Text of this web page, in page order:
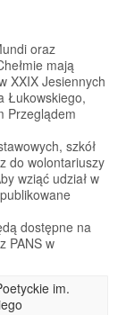
oraz
mają
XXIX Jesiennych
Łukowskiego,
Przeglądem
szkół
do wolontariuszy
wziąć udział w
dostępne na
PANS w
im.